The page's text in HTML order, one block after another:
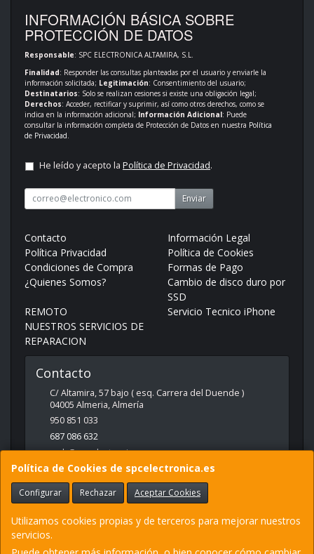
Política de Cookies de spcelectronica.es
Configurar Rechazar Aceptar Cookies
Utilizamos cookies propias y de terceros para mejorar nuestros
servicios.
INFORMACIÓN BÁSICA SOBRE
PROTECCIÓN DE DATOS
Responsable: SPC ELECTRONICA ALTAMIRA, S.L.
Finalidad: Responder las consultas planteadas por el usuario y enviarle la
información solicitada; Legitimación: Consentimiento del usuario;
Destinatarios: Solo se realizan cesiones si existe una obligación legal;
Derechos: Acceder, rectificar y suprimir, así como otros derechos, como se
indica en la información adicional; Información Adicional: Puede
consultar la información completa de Protección de Datos en nuestra Política
de Privacidad
He leído y acepto la Política de Privacidad.
Enviar
Contacto
Información Legal
Política Privacidad
Política de Cookies
Condiciones de Compra
Formas de Pago
¿Quienes Somos?
Cambio de disco duro por
SSD
REMOTO
Servicio Tecnico iPhone
NUESTROS SERVICIOS DE
REPARACION
Contacto
C/ Altamira, 57 bajo ( esq. Carrera del Duende )
04005 Almeria,Almería
950 851 033
687 086 632
web@spcelectronica.es
Horario
9:30 - 14:00 Y 17:00 - 21:00